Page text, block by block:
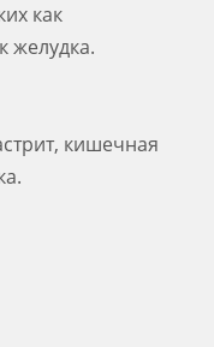
как
желудка.
кишечная